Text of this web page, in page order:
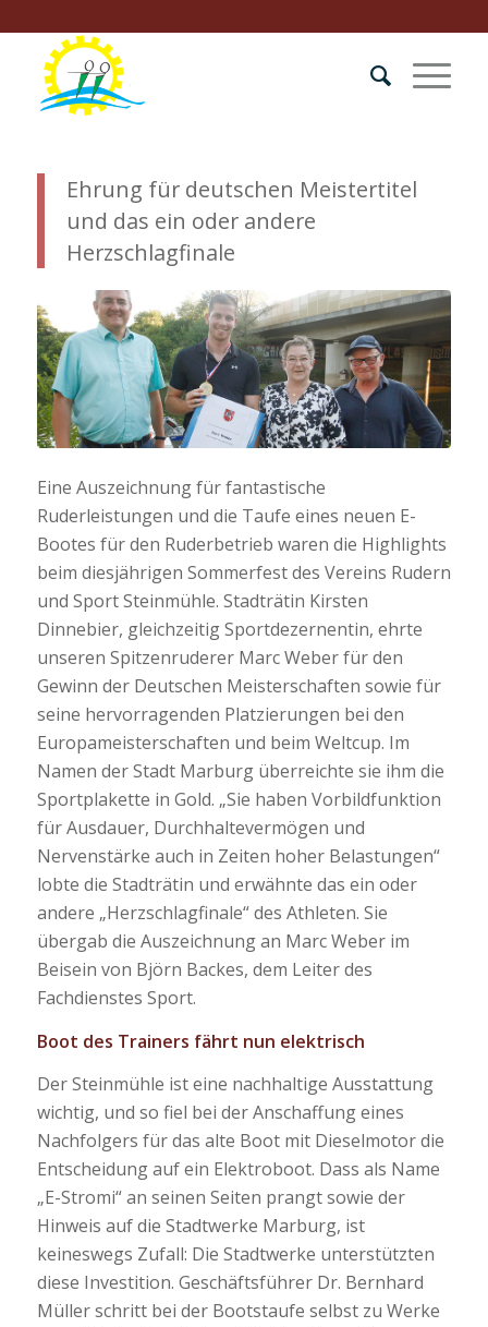
Ehrung für deutschen Meistertitel
und das ein oder andere
Herzschlagfinale
Eine Auszeichnung für fantastische
Ruderleistungen und die Taufe eines neuen E-
Bootes für den Ruderbetrieb waren die Highlights
beim diesjährigen Sommerfest des Vereins Rudern
und Sport Steinmühle. Stadträtin Kirsten
Dinnebier, gleichzeitig Sportdezernentin, ehrte
unseren Spitzenruderer Marc Weber für den
Gewinn der Deutschen Meisterschaften sowie für
seine hervorragenden Platzierungen bei den
Europameisterschaften und beim Weltcup. Im
Namen der Stadt Marburg überreichte sie ihm die
Sportplakette in Gold. „Sie haben Vorbildfunktion
für Ausdauer, Durchhaltevermögen und
Nervenstärke auch in Zeiten hoher Belastungen“
lobte die Stadträtin und erwähnte das ein oder
andere „Herzschlagfinale“ des Athleten. Sie
übergab die Auszeichnung an Marc Weber im
Beisein von Björn Backes, dem Leiter des
Fachdienstes Sport.
Boot des Trainers fährt nun elektrisch
Der Steinmühle ist eine nachhaltige Ausstattung
wichtig, und so fiel bei der Anschaffung eines
Nachfolgers für das alte Boot mit Dieselmotor die
Entscheidung auf ein Elektroboot. Dass als Name
„E-Stromi“ an seinen Seiten prangt sowie der
Hinweis auf die Stadtwerke Marburg, ist
keineswegs Zufall: Die Stadtwerke unterstützten
diese Investition. Geschäftsführer Dr. Bernhard
Müller schritt bei der Bootstaufe selbst zu Werke